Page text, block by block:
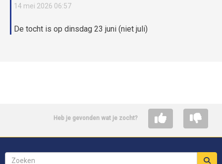
14 mei 2026 06:57
De tocht is op dinsdag 23 juni (niet juli)
Heb je gevonden wat je zocht?